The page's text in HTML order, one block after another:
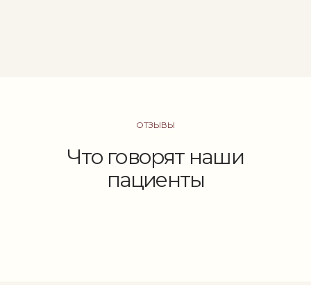
ОТЗЫВЫ
Что говорят наши
пациенты